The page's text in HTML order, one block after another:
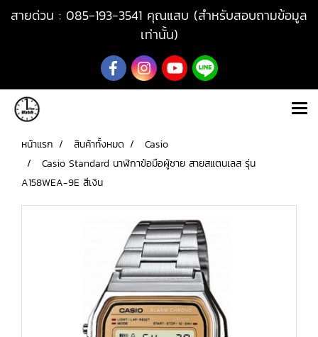
สายด่วน : 085-193-3541 คุณแสบ (สำหรับสอบถามข้อมูล
เท่านั้น)
หน้าแรก สินค้าทั้งหมด
Casio
Casio Standard นาฬิกาข้อมือผู้ชาย สายสแตนเลส รุ่น
A158WEA-9E สีเงิน